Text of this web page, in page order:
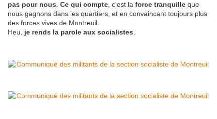
pas pour nous Ce qui compte , c'est la force tranquille que
nous gagnons dans les quartiers, et en convaincant toujours plus
des forces vives de Montreuil.
Heu, je rends la parole aux socialistes